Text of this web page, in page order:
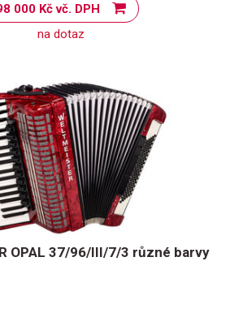
98 000 Kč vč. DPH
na dotaz
OPAL 37/96/III/7/3 různé barvy